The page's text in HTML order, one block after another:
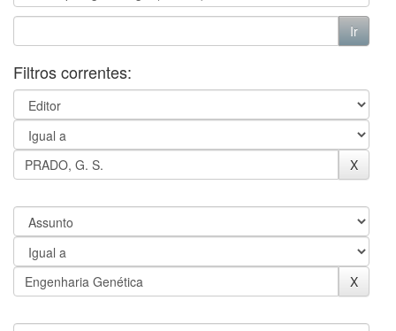
Filtros correntes: